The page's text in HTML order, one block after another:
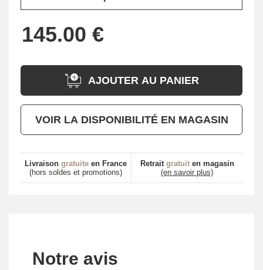
AJOUTER AU PANIER
VOIR LA DISPONIBILITÉ EN MAGASIN
Livraison gratuite en France
(hors soldes et promotions)
Retrait gratuiten magasin
(en savoir plus)
Notre avis